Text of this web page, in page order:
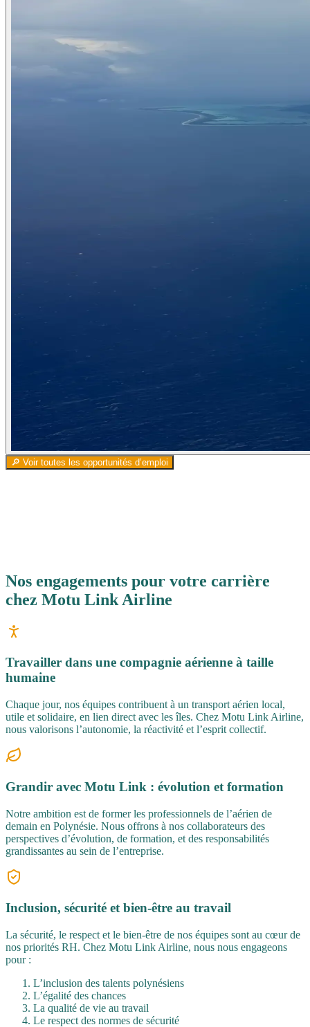
🔎 Voir toutes les opportunités d’emploi
Nos engagements pour votre carrière
chez Motu Link Airline
Travailler dans une compagnie aérienne à taille
humaine
Chaque jour, nos équipes contribuent à un transport aérien local,
utile et solidaire, en lien direct avec les îles. Chez Motu Link Airline,
nous valorisons l’autonomie, la réactivité et l’esprit collectif.
Grandir avec Motu Link : évolution et formation
Notre ambition est de former les professionnels de l’aérien de
demain en Polynésie. Nous offrons à nos collaborateurs des
perspectives d’évolution, de formation, et des responsabilités
grandissantes au sein de l’entreprise.
Inclusion, sécurité et bien-être au travail
La sécurité, le respect et le bien-être de nos équipes sont au cœur de
nos priorités RH. Chez Motu Link Airline, nous nous engageons
pour :
L’inclusion des talents polynésiens
L’égalité des chances
La qualité de vie au travail
Le respect des normes de sécurité